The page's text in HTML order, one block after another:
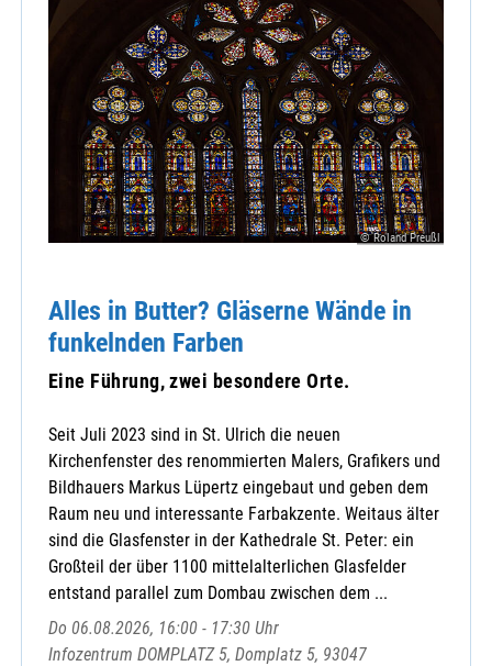
© Roland Preußl
Alles in Butter? Gläserne Wände in
funkelnden Farben
Eine Führung, zwei besondere Orte.
Seit Juli 2023 sind in St. Ulrich die neuen
Kirchenfenster des renommierten Malers, Grafikers und
Bildhauers Markus Lüpertz eingebaut und geben dem
Raum neu und interessante Farbakzente. Weitaus älter
sind die Glasfenster in der Kathedrale St. Peter: ein
Großteil der über 1100 mittelalterlichen Glasfelder
entstand parallel zum Dombau zwischen dem ...
Do 06.08.2026, 16:00 - 17:30 Uhr
Infozentrum DOMPLATZ 5, Domplatz 5, 93047